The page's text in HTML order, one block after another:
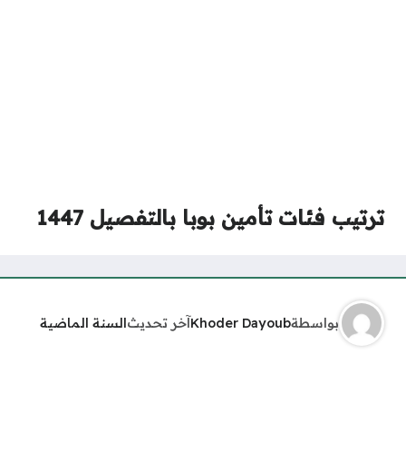
ترتيب فئات تأمين بوبا بالتفصيل 1447
بواسطةKhoder Dayoubآخر تحديثالسنة الماضية